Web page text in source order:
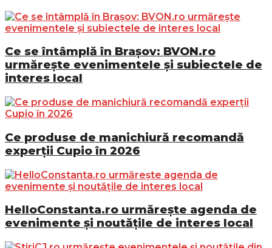
Ce se întâmplă în Brașov: BVON.ro
urmărește evenimentele și subiectele de
interes local
Ce produse de manichiură recomandă
experții Cupio în 2026
HelloConstanta.ro urmărește agenda de
evenimente și noutățile de interes local